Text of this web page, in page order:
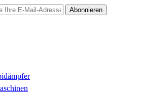
Abonnieren